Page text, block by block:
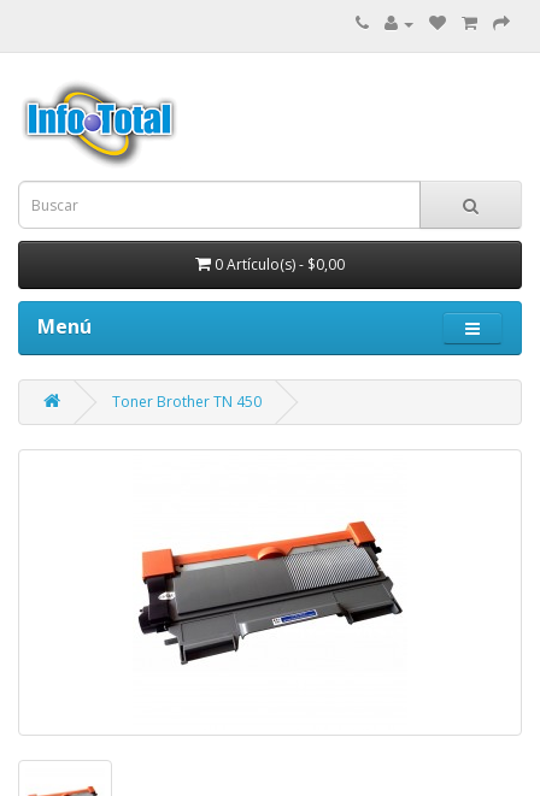
0 Artículo(s) - $0,00
Menú
Toner Brother TN 450